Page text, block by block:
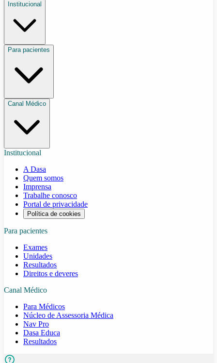
Institucional
Para pacientes
Canal Médico
Institucional
A Dasa
Quem somos
Imprensa
Trabalhe conosco
Portal de privacidade
Política de cookies
Para pacientes
Exames
Unidades
Resultados
Direitos e deveres
Canal Médico
Para Médicos
Núcleo de Assessoria Médica
Nav Pro
Dasa Educa
Resultados